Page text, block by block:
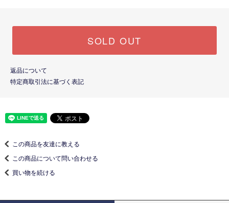
SOLD OUT
返品について
特定商取引法に基づく表記
この商品を友達に教える
この商品について問い合わせる
買い物を続ける